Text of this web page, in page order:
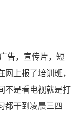
告，宣传片，短
上报了培训班，
不是看电视就是打
都干到凌晨三四